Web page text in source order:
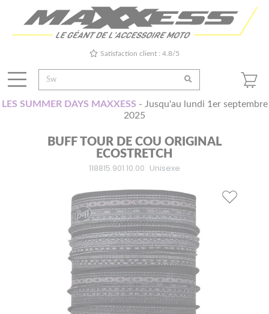
Satisfaction client : 4.8/5
LES SUMMER DAYS MAXXESS - Jusqu'au lundi 1er septembre
2025
BUFF TOUR DE COU ORIGINAL
ECOSTRETCH
118815.901.10.00 Unisexe